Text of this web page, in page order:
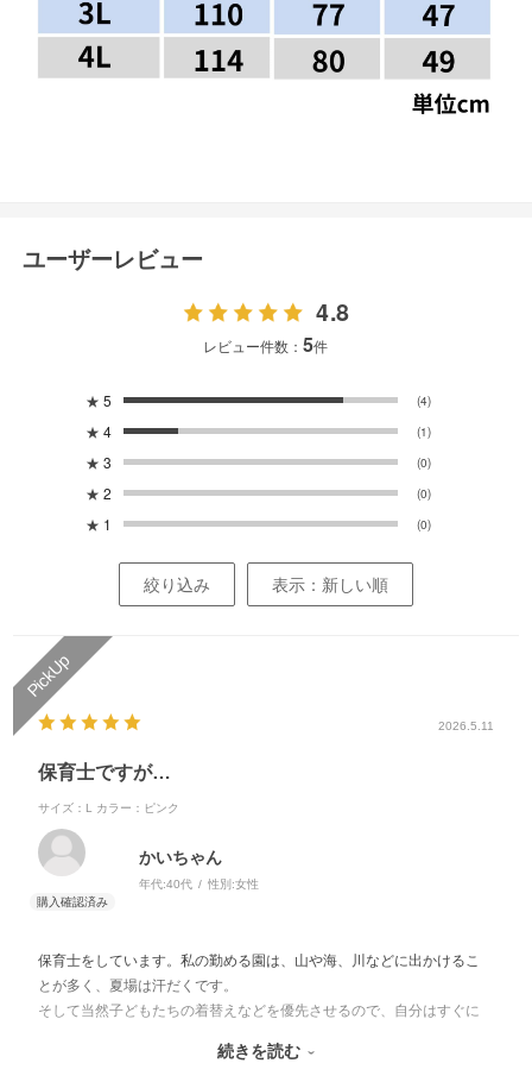
ユーザーレビュー
4.8
レビュー件数：5件
★ 5 (4)
★ 4 (1)
★ 3 (0)
★ 2 (0)
★ 1 (0)
絞り込み 表示：新しい順
2026.5.11
保育士ですが…
サイズ：L カラー：ピンク
かいちゃん
年代:40代 性別:女性
保育士をしています。私の勤める園は、山や海、川などに出かけるこ
とが多く、夏場は汗だくです。
そして当然子どもたちの着替えなどを優先させるので、自分はすぐに
少しでも快適に過ごせないか何年も試行錯誤し、あれこれ探してい
続きを読む